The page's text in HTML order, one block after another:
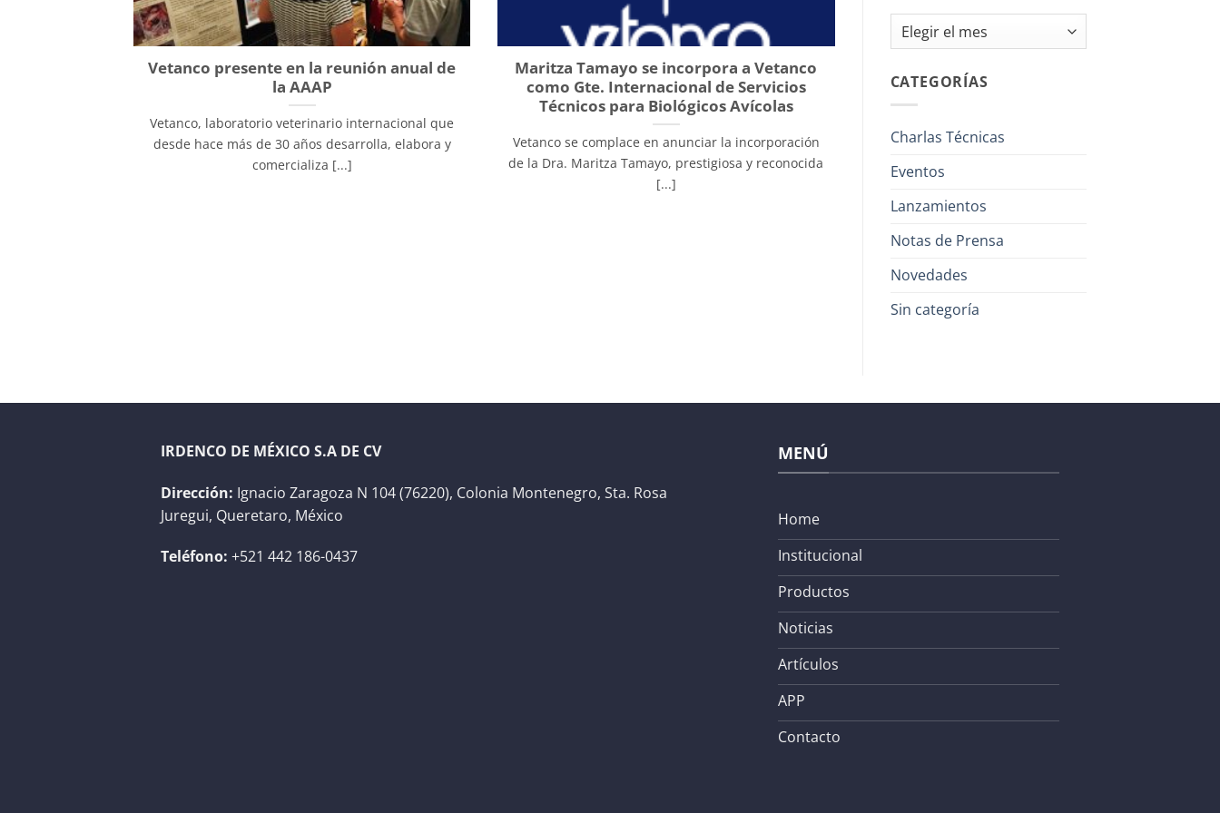
Vetanco presente en la reunión anual de
la AAAP
Vetanco, laboratorio veterinario internacional que
desde hace más de 30 años desarrolla, elabora y
comercializa [...]
Maritza Tamayo se incorpora a Vetanco
como Gte. Internacional de Servicios
Técnicos para Biológicos Avícolas
Vetanco se complace en anunciar la incorporación
de la Dra. Maritza Tamayo, prestigiosa y reconocida
[...]
Archivos
CATEGORÍAS
Charlas Técnicas
Eventos
Lanzamientos
Notas de Prensa
Novedades
Sin categoría
IRDENCO DE MÉXICO S.A DE CV
Dirección: Ignacio Zaragoza N 104 (76220), Colonia Montenegro, Sta. Rosa
Juregui, Queretaro, México
Teléfono: +521 442 186-0437
MENÚ
Home
Institucional
Productos
Noticias
Artículos
APP
Contacto